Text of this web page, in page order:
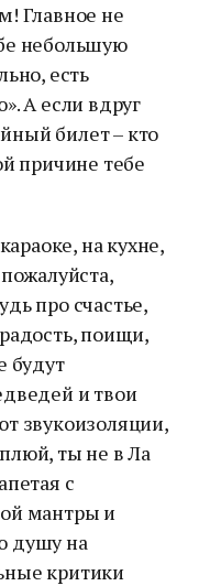
Главное не
небольшую
есть
А если вдруг
билет – кто
причине тебе
на кухне,
про счастье,
поищи,
будут
и твои
звукоизоляции,
ты не в Ла
с
мантры и
душу на
критики